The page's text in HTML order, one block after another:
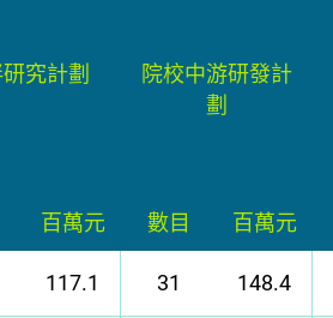
究計劃
院校中游研發計
劃
百萬元 數目 百萬元
117.1 31 148.4